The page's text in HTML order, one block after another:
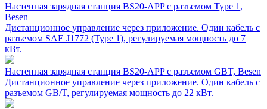
Настенная зарядная станция BS20-APP с разъемом Type 1,
Besen
Дистанционное управление через приложение. Один кабель с
разъемом SAE J1772 (Type 1), регулируемая мощность до 7
кВт.
Настенная зарядная станция BS20-APP с разъемом GBT, Besen
Дистанционное управление через приложение. Один кабель с
разъемом GB/T, регулируемая мощность до 22 кВт.